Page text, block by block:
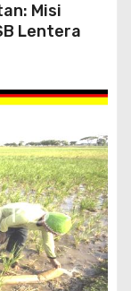
Misi
Lentera